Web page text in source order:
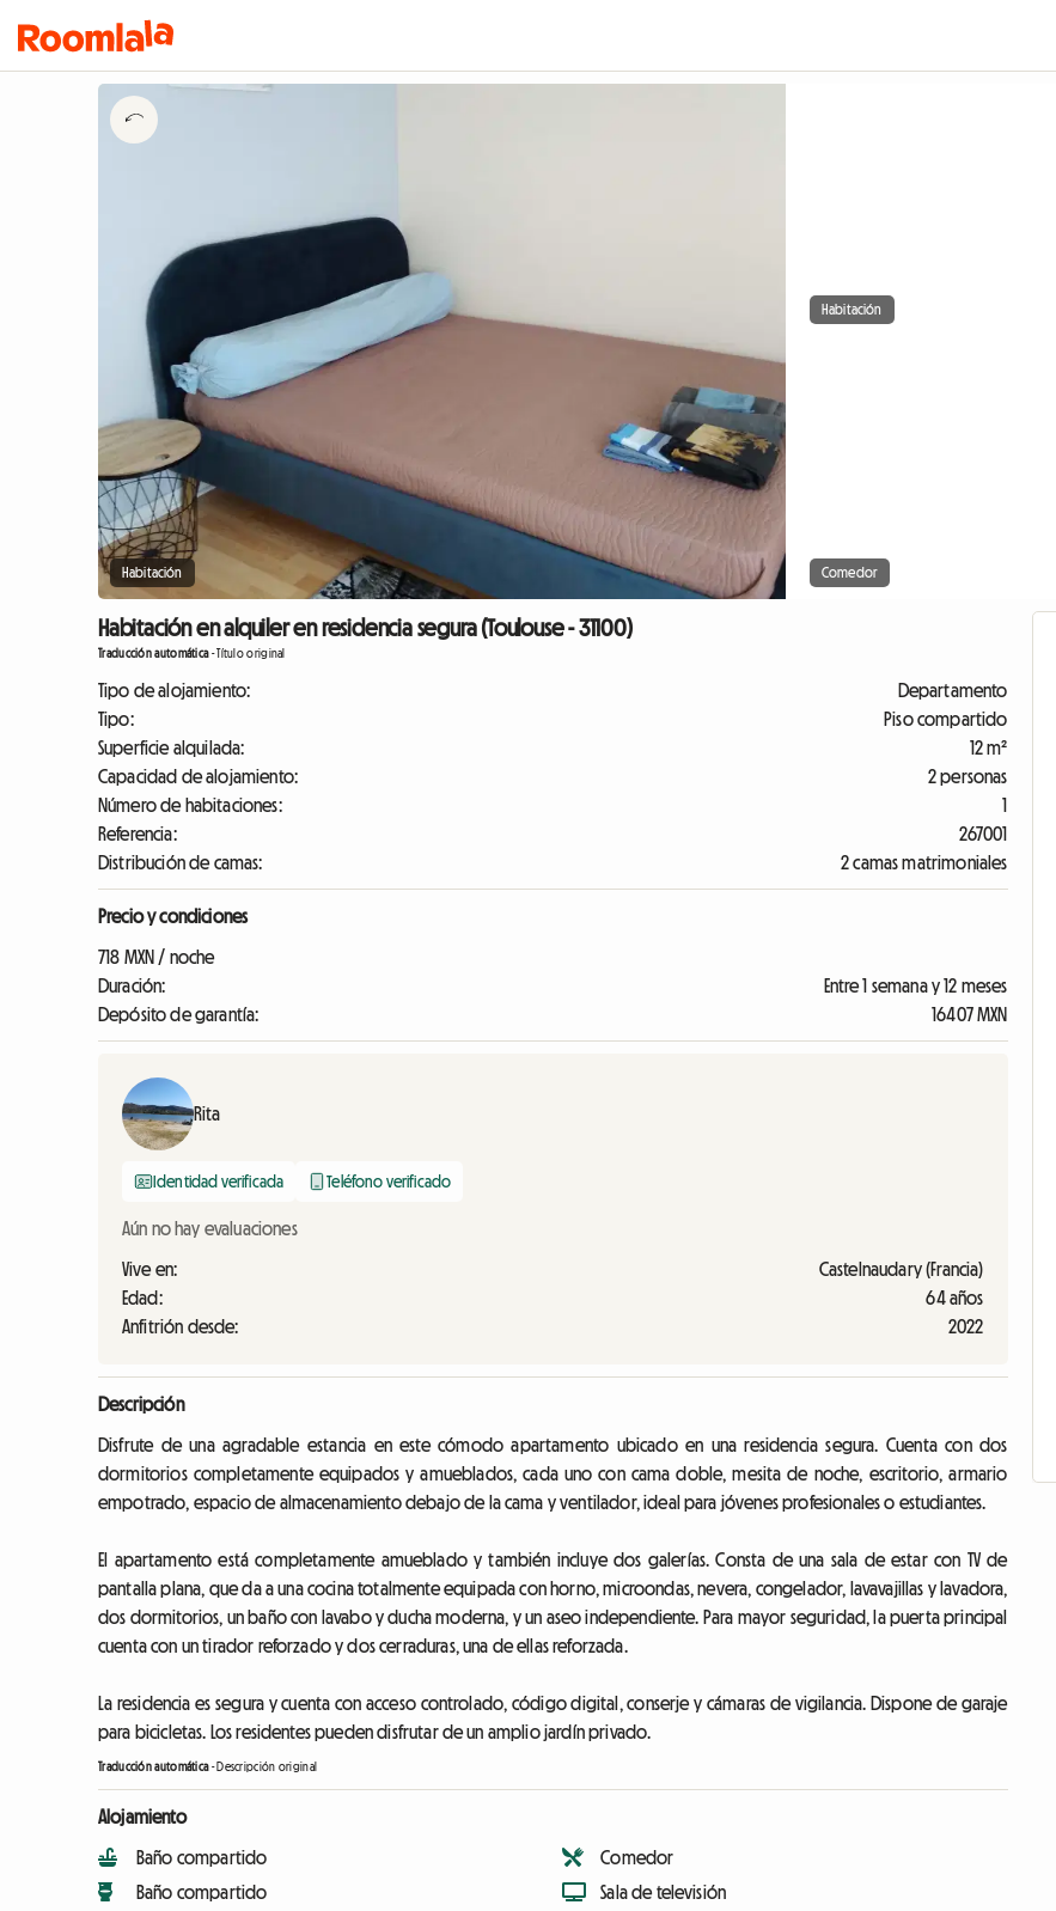
Habitación
Habitación
Comedor
Habitación en alquiler en residencia segura (Toulouse - 31100)
Traducción automática-Título original
Tipo de alojamiento:
Departamento
Tipo:
Piso compartido
Superficie alquilada:
12 m²
Capacidad de alojamiento:
2 personas
Número de habitaciones:
1
Referencia:
267001
Distribución de camas:
2 camas matrimoniales
Precio y condiciones
718 MXN / noche
Duración:
Entre 1 semana y 12 meses
Depósito de garantía:
16407 MXN
Rita
Identidad verificada Teléfono verificado
Aún no hay evaluaciones
Vive en:
Castelnaudary (Francia)
Edad:
64 años
Anfitrión desde:
2022
Descripción
Disfrute de una agradable estancia en este cómodo apartamento ubicado en una residencia segura. Cuenta con dos
dormitorios completamente equipados y amueblados, cada uno con cama doble, mesita de noche, escritorio, armario
empotrado, espacio de almacenamiento debajo de la cama y ventilador, ideal para jóvenes profesionales o estudiantes.
El apartamento está completamente amueblado y también incluye dos galerías. Consta de una sala de estar con TV de
pantalla plana, que da a una cocina totalmente equipada con horno, microondas, nevera, congelador, lavavajillas y lavadora,
dos dormitorios, un baño con lavabo y ducha moderna, y un aseo independiente. Para mayor seguridad, la puerta principal
cuenta con un tirador reforzado y dos cerraduras, una de ellas reforzada.
La residencia es segura y cuenta con acceso controlado, código digital, conserje y cámaras de vigilancia. Dispone de garaje
para bicicletas. Los residentes pueden disfrutar de un amplio jardín privado.
Traducción automática-Descripción original
Alojamiento
Baño compartido
Baño compartido
Comedor
Sala de televisión